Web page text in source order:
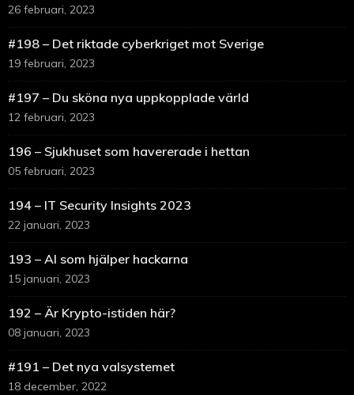
26 februari, 2023
#198 – Det riktade cyberkriget mot Sverige
19 februari, 2023
#197 – Du sköna nya uppkopplade värld
12 februari, 2023
196 – Sjukhuset som havererade i hettan
05 februari, 2023
194 – IT Security Insights 2023
22 januari, 2023
193 – AI som hjälper hackarna
15 januari, 2023
192 – Är Krypto-istiden här?
08 januari, 2023
#191 – Det nya valsystemet
18 december, 2022